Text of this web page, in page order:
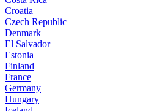
Croatia
Czech Republic
Denmark
El Salvador
Estonia
Finland
France
Germany
Hungary